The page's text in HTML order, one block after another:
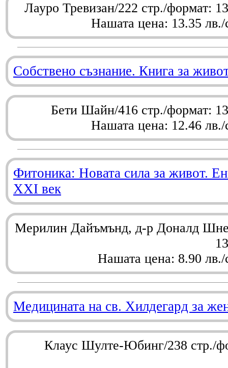
Лауро Тревизан/222 стр./формат:
Нашата цена: 13.35 лв./
Собствено съзнание. Книга за
Бети Шайн/416 стр./формат:
Нашата цена: 12.46 лв./
Фитоника: Новата сила за живот.
XXI век
Мерилин Дайъмънд, д-р Доналд
Нашата цена: 8.90 лв./
Медицината на св. Хилдегард за
Клаус Шулте-Юбинг/238 стр./